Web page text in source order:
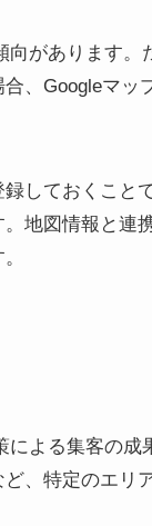
があります。
、Googleマッ
しておくこと
地図情報と連
よる集客の成
、特定のエリ